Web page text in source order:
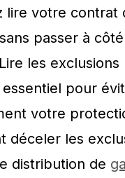
lire votre contrat
passer à
les
pour
votre
déceler les
distribution de